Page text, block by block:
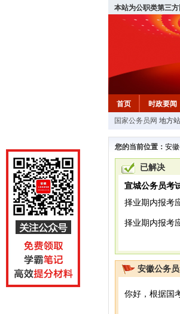
本站为公职类第三
首页 时政要闻
安徽公务员行测试题
国家公务员网 地方
您的当前位置： 安
已解决
宣城公务员考
择业期内报考
择业期内报考
安徽公务
你好，根据国